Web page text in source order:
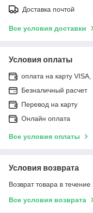
Доставка почтой
Все условия доставки
Условия оплаты
оплата на карту
Безналичный расчет
Перевод на карту
Онлайн оплата
Все условия оплаты
Условия возврата
Возврат товара в
Все условия возврата